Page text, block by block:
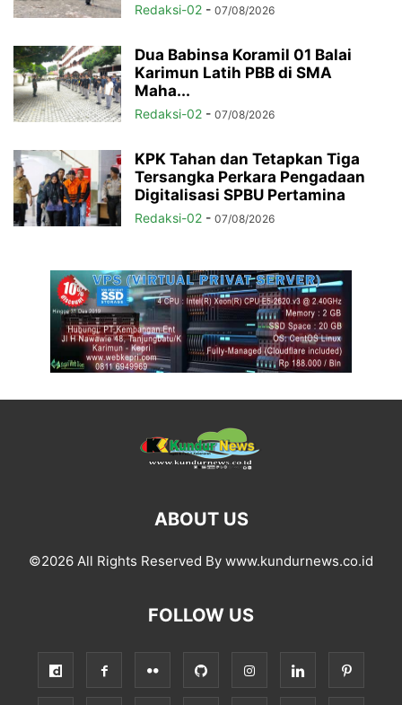
Redaksi-02 - 07/08/2026
Dua Babinsa Koramil 01 Balai
Karimun Latih PBB di SMA
Maha...
Redaksi-02 - 07/08/2026
KPK Tahan dan Tetapkan Tiga
Tersangka Perkara Pengadaan
Digitalisasi SPBU Pertamina
Redaksi-02 - 07/08/2026
ABOUT US
©2026 All Rights Reserved By www.kundurnews.co.id
FOLLOW US